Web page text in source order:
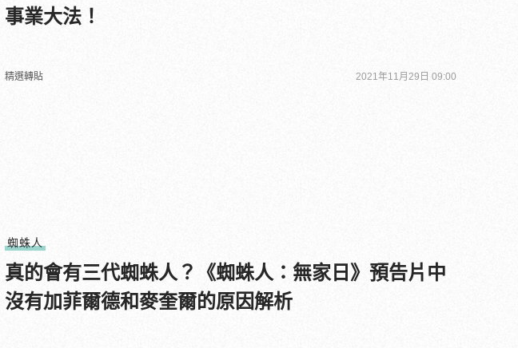
事業大法！
精選轉貼 2021年11月29日 09:00
蜘蛛人
真的會有三代蜘蛛人？《蜘蛛人：無家日》預告片中
沒有加菲爾德和麥奎爾的原因解析